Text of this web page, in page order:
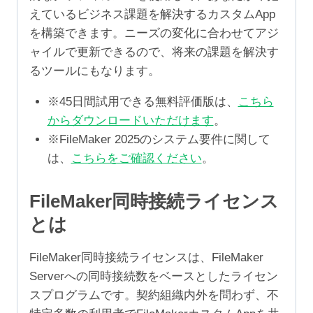
えているビジネス課題を解決するカスタムApp
を構築できます。ニーズの変化に合わせてアジ
ャイルで更新できるので、将来の課題を解決す
るツールにもなります。
※45日間試用できる無料評価版は、
こちら
からダウンロードいただけます。
※FileMaker 2025のシステム要件に関して
は、
こちらをご確認ください。
FileMaker同時接続ライセンス
とは
FileMaker同時接続ライセンスは、FileMaker
Serverへの同時接続数をベースとしたライセン
スプログラムです。契約組織内外を問わず、不